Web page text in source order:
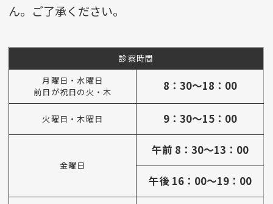
ん。ご了承ください。
診察時間
月曜日・水曜日
前日が祝日の火・木
8：30～18：00
火曜日・木曜日 9：30～15：00
金曜日
午前 8：30～13：00
午後 16：00～19：00